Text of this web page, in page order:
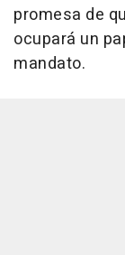
promesa de
ocupará un
mandato.